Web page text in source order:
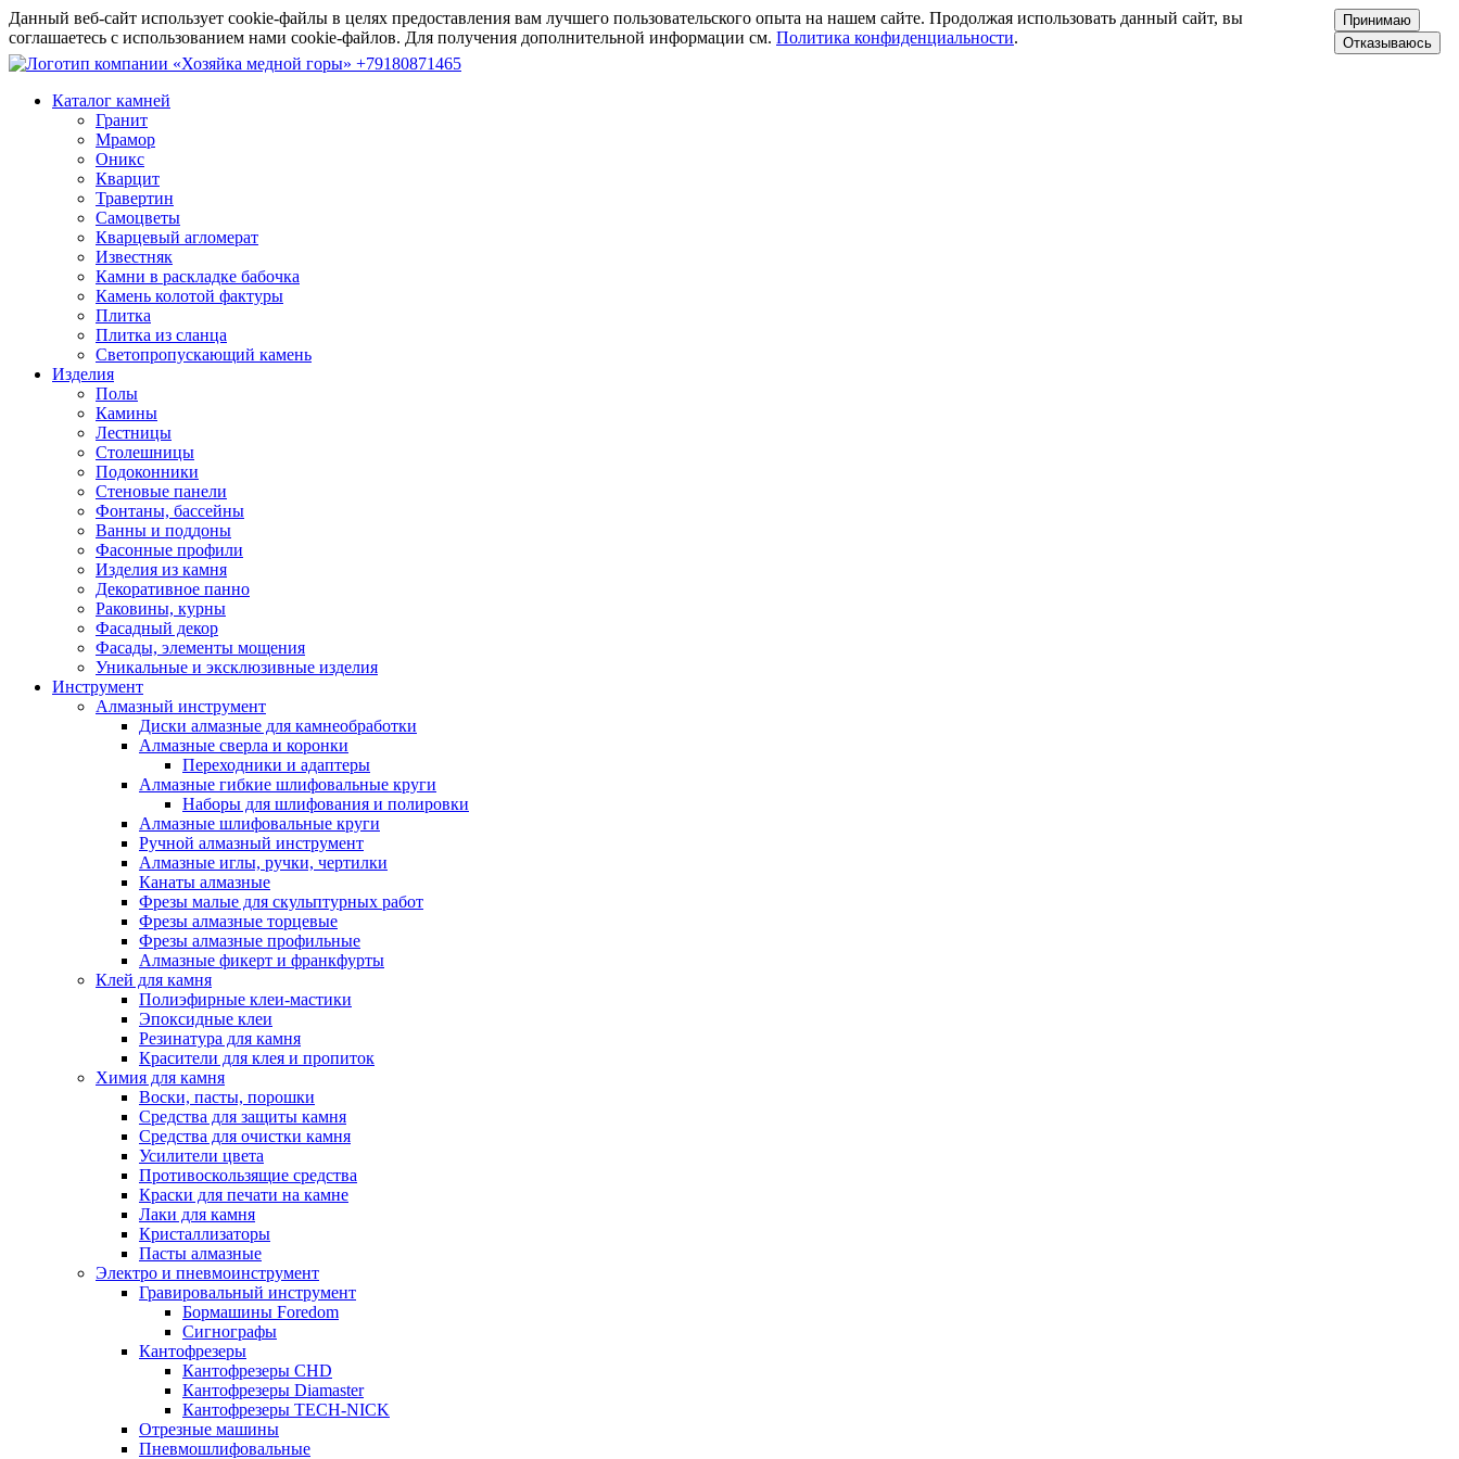
Данный веб-сайт использует cookie-файлы в целях предоставления вам лучшего пользовательского опыта на нашем сайте. Продолжая использовать данный сайт, вы
соглашаетесь с использованием нами cookie-файлов. Для получения дополнительной информации см. Политика конфиденциальности.
Принимаю
Отказываюсь
+79180871465
Каталог камней
Гранит
Мрамор
Оникс
Кварцит
Травертин
Самоцветы
Кварцевый агломерат
Известняк
Камни в раскладке бабочка
Камень колотой фактуры
Плитка
Плитка из сланца
Светопропускающий камень
Изделия
Полы
Камины
Лестницы
Столешницы
Подоконники
Стеновые панели
Фонтаны, бассейны
Ванны и поддоны
Фасонные профили
Изделия из камня
Декоративное панно
Раковины, курны
Фасадный декор
Фасады, элементы мощения
Уникальные и эксклюзивные изделия
Инструмент
Алмазный инструмент
Диски алмазные для камнеобработки
Алмазные сверла и коронки
Переходники и адаптеры
Алмазные гибкие шлифовальные круги
Наборы для шлифования и полировки
Алмазные шлифовальные круги
Ручной алмазный инструмент
Алмазные иглы, ручки, чертилки
Канаты алмазные
Фрезы малые для скульптурных работ
Фрезы алмазные торцевые
Фрезы алмазные профильные
Алмазные фикерт и франкфурты
Клей для камня
Полиэфирные клеи-мастики
Эпоксидные клеи
Резинатура для камня
Красители для клея и пропиток
Химия для камня
Воски, пасты, порошки
Средства для защиты камня
Средства для очистки камня
Усилители цвета
Противоскользящие средства
Краски для печати на камне
Лаки для камня
Кристаллизаторы
Пасты алмазные
Электро и пневмоинструмент
Гравировальный инструмент
Бормашины Foredom
Сигнографы
Кантофрезеры
Кантофрезеры CHD
Кантофрезеры Diamaster
Кантофрезеры TECH-NICK
Отрезные машины
Пневмошлифовальные